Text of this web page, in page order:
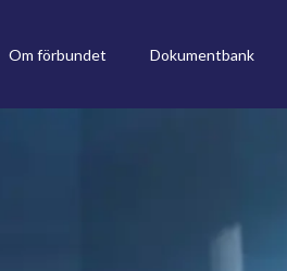
Om förbundet Dokumentbank